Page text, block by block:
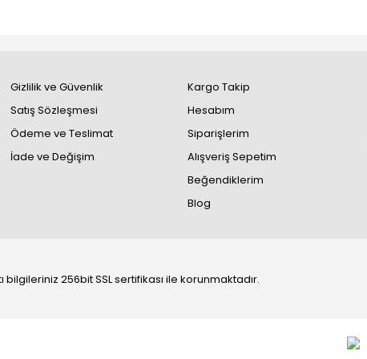
Gizlilik ve Güvenlik
Satış Sözleşmesi
Ödeme ve Teslimat
İade ve Değişim
Kargo Takip
Hesabım
Siparişlerim
Alışveriş Sepetim
Beğendiklerim
Blog
bilgileriniz 256bit SSL sertifikası ile korunmaktadır.